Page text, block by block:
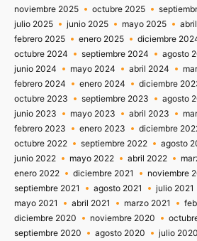
noviembre 2025
octubre 2025
julio 2025
junio 2025 mayo 2025
febrero 2025
enero 2025 diciembre
octubre 2024
septiembre 2024 agosto
junio 2024
mayo 2024 abril 2024
febrero 2024
enero 2024 diciembre
octubre 2023
septiembre 2023 agosto
junio 2023
mayo 2023 abril 2023
febrero 2023
enero 2023 diciembre
octubre 2022
septiembre 2022 agosto
junio 2022
mayo 2022 abril 2022
enero 2022
diciembre 2021 noviembre
septiembre 2021
agosto 2021 julio 2021
mayo 2021
abril 2021 marzo 2021
diciembre 2020
noviembre 2020
septiembre 2020
agosto 2020 julio 2020